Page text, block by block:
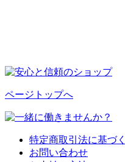
ページトップへ
特定商取引法に基づ
お問い合わせ